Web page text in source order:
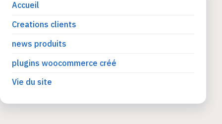
Accueil
Creations clients
news produits
plugins woocommerce créé
Vie du site